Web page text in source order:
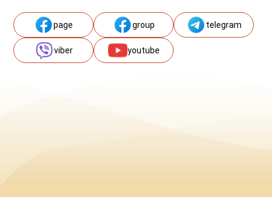
page group telegram
viber youtube